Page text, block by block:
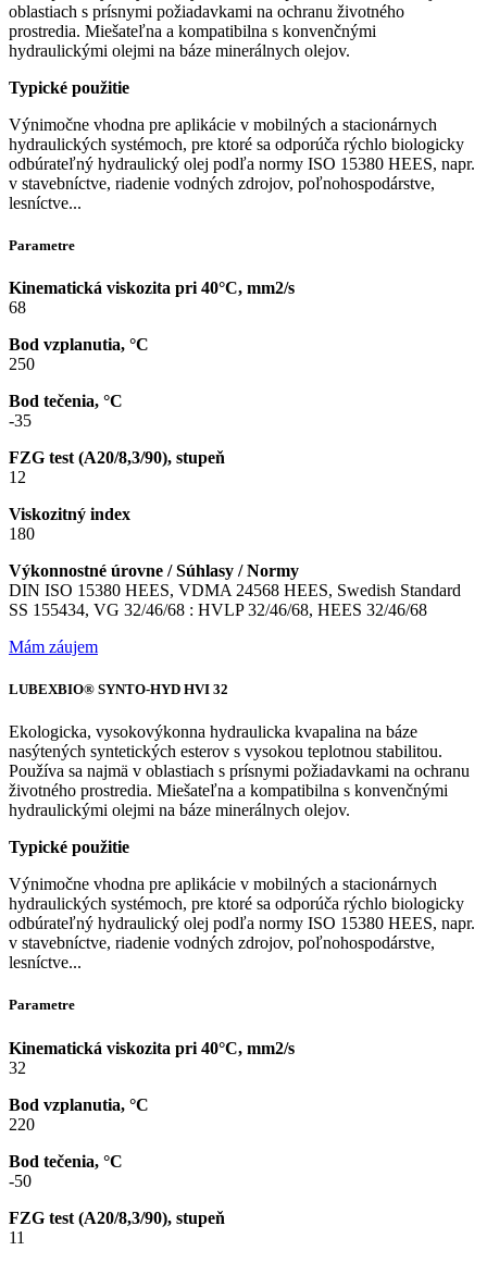
oblastiach s prísnymi požiadavkami na ochranu životného
prostredia. Miešateľna a kompatibilna s konvenčnými
hydraulickými olejmi na báze minerálnych olejov.
Typické použitie
Výnimočne vhodna pre aplikácie v mobilných a stacionárnych
hydraulických systémoch, pre ktoré sa odporúča rýchlo biologicky
odbúrateľný hydraulický olej podľa normy ISO 15380 HEES, napr.
v stavebníctve, riadenie vodných zdrojov, poľnohospodárstve,
lesníctve...
Parametre
Kinematická viskozita pri 40°C, mm2/s
68
Bod vzplanutia, °C
250
Bod tečenia, °C
-35
FZG test (A20/8,3/90), stupeň
12
Viskozitný index
180
Výkonnostné úrovne / Súhlasy / Normy
DIN ISO 15380 HEES, VDMA 24568 HEES, Swedish Standard
SS 155434, VG 32/46/68 : HVLP 32/46/68, HEES 32/46/68
Mám záujem
LUBEXBIO® SYNTO-HYD HVI 32
Ekologicka, vysokovýkonna hydraulicka kvapalina na báze
nasýtených syntetických esterov s vysokou teplotnou stabilitou.
Používa sa najmä v oblastiach s prísnymi požiadavkami na ochranu
životného prostredia. Miešateľna a kompatibilna s konvenčnými
hydraulickými olejmi na báze minerálnych olejov.
Typické použitie
Výnimočne vhodna pre aplikácie v mobilných a stacionárnych
hydraulických systémoch, pre ktoré sa odporúča rýchlo biologicky
odbúrateľný hydraulický olej podľa normy ISO 15380 HEES, napr.
v stavebníctve, riadenie vodných zdrojov, poľnohospodárstve,
lesníctve...
Parametre
Kinematická viskozita pri 40°C, mm2/s
32
Bod vzplanutia, °C
220
Bod tečenia, °C
-50
FZG test (A20/8,3/90), stupeň
11